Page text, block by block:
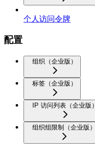
个人访问令牌
配置
组织（企业版）
标签（企业版）
IP 访问列表（企业版）
组织组限制（企业版）